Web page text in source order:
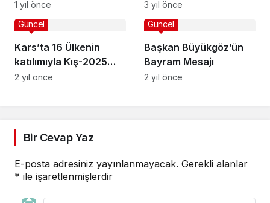
1 yıl önce
Cumhuriyet kutlaması
daveti
3 yıl önce
Kars’ta 16 Ülkenin
katılımıyla Kış-2025
Tatbikatı başladı
Güncel
2 yıl önce
Başkan Büyükgöz’ün
Bayram Mesajı
Güncel
2 yıl önce
Bir Cevap Yaz
E-posta adresiniz yayınlanmayacak. Gerekli alanlar
* ile işaretlenmişlerdir